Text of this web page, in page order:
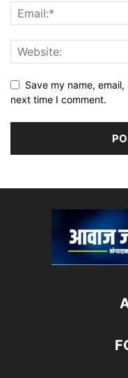
Save my name,
next time I comment.